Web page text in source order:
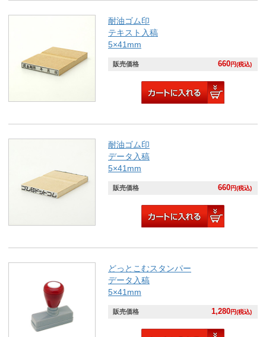
耐油ゴム印
テキスト入稿
5×41mm
販売価格 660円(税込)
耐油ゴム印
データ入稿
5×41mm
販売価格 660円(税込)
どっとこむスタンパー
データ入稿
5×41mm
販売価格 1,280円(税込)